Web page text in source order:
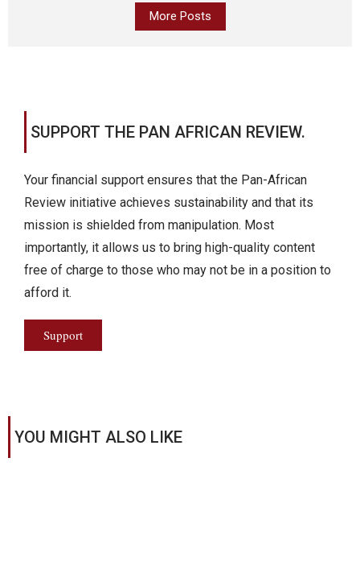
More Posts
SUPPORT THE PAN AFRICAN REVIEW.
Your financial support ensures that the Pan-African
Review initiative achieves sustainability and that its
mission is shielded from manipulation. Most
importantly, it allows us to bring high-quality content
free of charge to those who may not be in a position to
afford it.
Support
YOU MIGHT ALSO LIKE